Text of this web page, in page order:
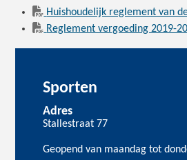
Huishoudelijk reglement van
Reglement vergoeding 2019-
Sporten
Adres
Stallestraat 77
Geopend van maandag tot